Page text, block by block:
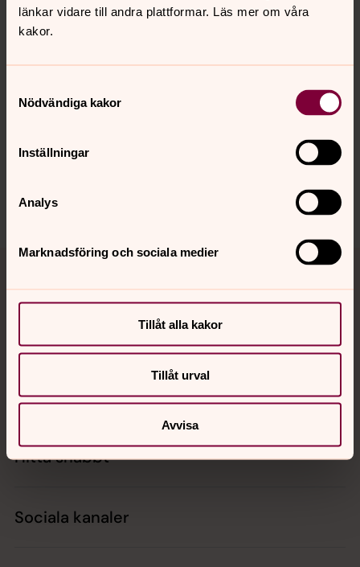
länkar vidare till andra plattformar. Läs mer om våra
kakor.
Nödvändiga kakor
Inställningar
Analys
Marknadsföring och sociala medier
Tillåt alla kakor
Tillåt urval
Avvisa
Senast ändrad 25 oktober 2016
innehåll?
Dela
Tillbaka till toppen
Tillbaka till innehållet
Kalender
Hitta snabbt
Sociala kanaler